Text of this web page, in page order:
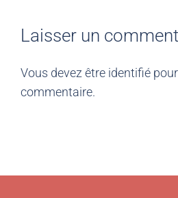
Laisser un
Vous devez être identifié
commentaire.